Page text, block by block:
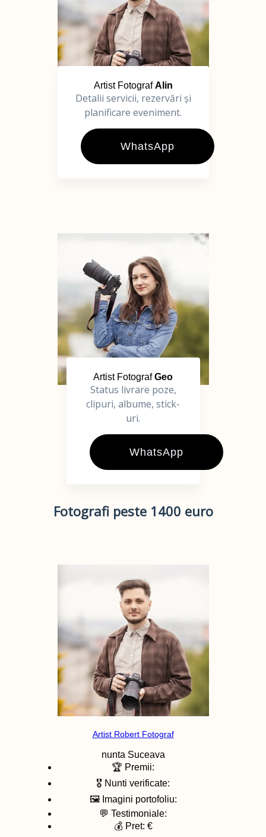
Artist FotografAlin
Detalii servicii, rezervări și
planificare eveniment.
WhatsApp
Artist FotografGeo
Status livrare poze,
clipuri, albume, stick-
uri.
WhatsApp
Fotografi peste 1400 euro
Artist Robert Fotograf
nunta Suceava
🏆 Premii:
🎖️ Nunti verificate:
🖼️ Imagini portofoliu:
💬 Testimoniale:
💰 Pret: €